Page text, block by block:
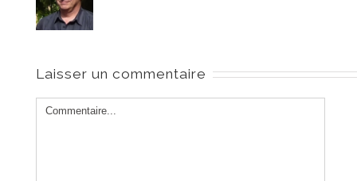
Laisser un commentaire
Comment